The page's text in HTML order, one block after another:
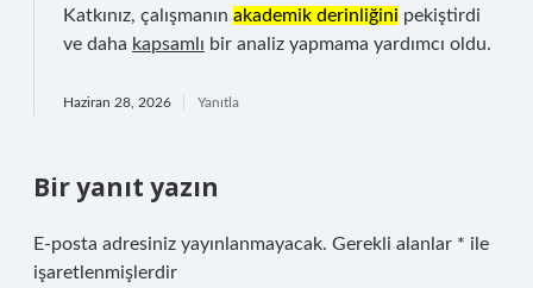
Katkınız, çalışmanın akademik derinliğini pekiştirdi
ve daha kapsamlı bir analiz yapmama yardımcı oldu.
Haziran 28, 2026 Yanıtla
Bir yanıt yazın
E-posta adresiniz yayınlanmayacak. Gerekli alanlar * ile
işaretlenmişlerdir